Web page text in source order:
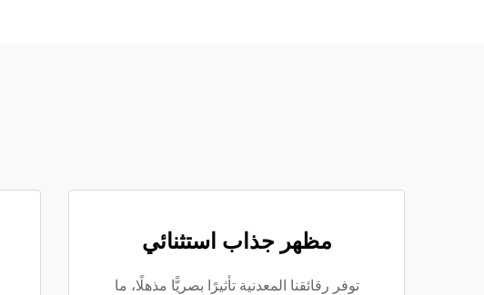
مظهر جذاب استثنائي
توفر رقائقنا المعدنية تأثيرًا بصريًّا مذهلًا، ما